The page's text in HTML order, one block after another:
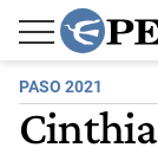
PASO 2021